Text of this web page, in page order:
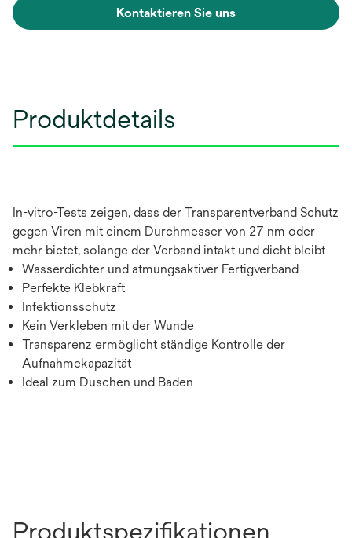
Kontaktieren Sie uns
Produktdetails
In-vitro-Tests zeigen, dass der Transparentverband Schutz
gegen Viren mit einem Durchmesser von 27 nm oder
mehr bietet, solange der Verband intakt und dicht bleibt
Wasserdichter und atmungsaktiver Fertigverband
Perfekte Klebkraft
Infektionsschutz
Kein Verkleben mit der Wunde
Transparenz ermöglicht ständige Kontrolle der
Aufnahmekapazität
Ideal zum Duschen und Baden
Produktspezifikationen